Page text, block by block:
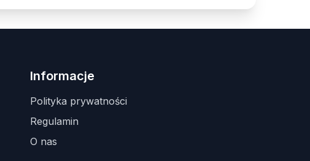
Informacje
Polityka prywatności
Regulamin
O nas